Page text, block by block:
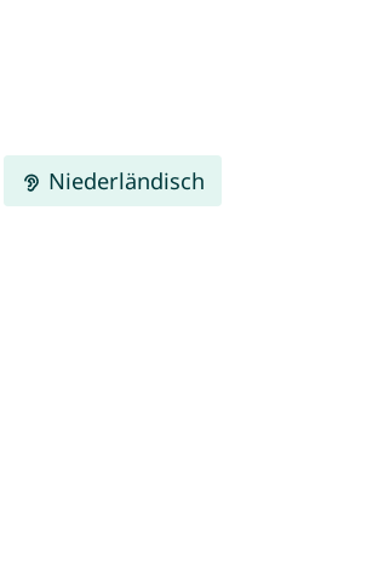
Niederländisch